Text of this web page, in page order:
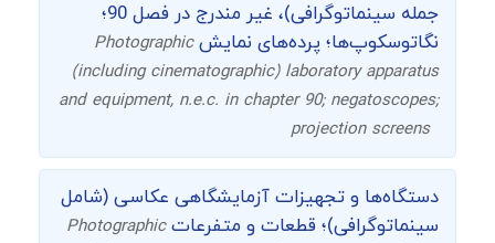
جمله سینماتوگرافی)، غیر مندرج در فصل 90؛
نگاتوسکوپ‌ها؛ پرده‌های نمایشPhotographic
(including cinematographic) laboratory apparatus
and equipment, n.e.c. in chapter 90; negatoscopes;
projection screens
دستگاه‌ها و تجهیزات آزمایشگاهی عکاسی (شامل
سینماتوگرافی)؛ قطعات و متفرعاتPhotographic